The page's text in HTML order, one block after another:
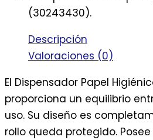
(30243430).
Descripción
Valoraciones (0)
El Dispensador Papel
proporciona un equilibrio
uso. Su diseño es
rollo queda protegido.